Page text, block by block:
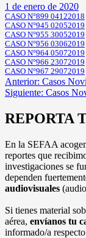
1 de enero de 2020
CASO N°899 04122018
CASO N°945 02052019
CASO N°955 30052019
CASO N°956 03062019
CASO N°964 05072019
CASO N°966 23072019
CASO N°967 29072019
Navegación
de
entradas
Anterior: Casos
Siguiente: Casos
REPORTA
En la SEFAA
reportes que
investigaciones se
dependen
audiovisuales
Si tienes material
aérea, envíanos tu
informado/a